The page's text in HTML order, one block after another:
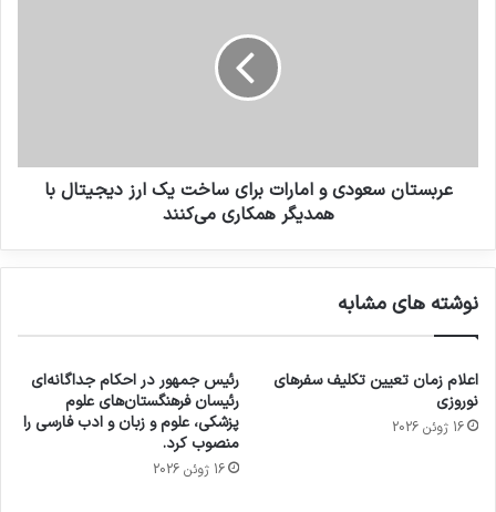
عربستان سعودی و امارات برای ساخت یک ارز دیجیتال با
همدیگر همکاری می‌کنند⁣
نوشته های مشابه
اعلام زمان تعیین تکلیف سفرهای
نوروزی
16 ژوئن 2026
رئیس جمهور در احکام جداگانه‌ای
رئیسان فرهنگستان‌های علوم
پزشکی، علوم و زبان و ادب فارسی را
منصوب کرد.
16 ژوئن 2026